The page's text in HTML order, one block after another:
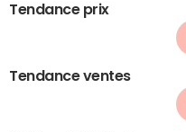
Tendance prix
Tendance ventes